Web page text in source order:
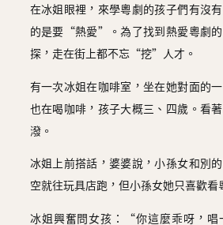
在冰姐眼裡，來學粵劇的孩子們有沒
的是要“熱愛”。為了找到熱愛粵劇的
探，走在街上都不忘“挖”人才。
有一次冰姐在咖啡室，坐在她對面的
也在喝咖啡，孩子大概三、四歲。看
潑。
冰姐上前搭話，婆婆說，小孫女和別
空就往玩具店跑，但小孫女她只喜歡看
冰姐興奮問女孩：“你這麼乖呀，唱